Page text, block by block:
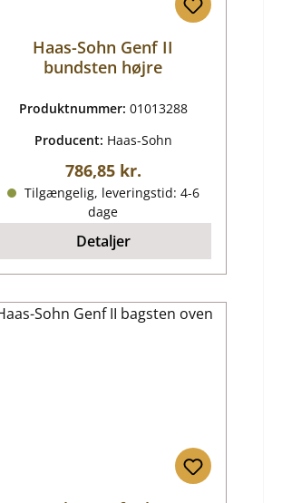
Haas-Sohn Genf II
bundsten højre
Produktnummer: 01013288
Producent: Haas-Sohn
Almindelig pris:
786,85 kr.
Tilgængelig, leveringstid: 4-6
dage
Detaljer